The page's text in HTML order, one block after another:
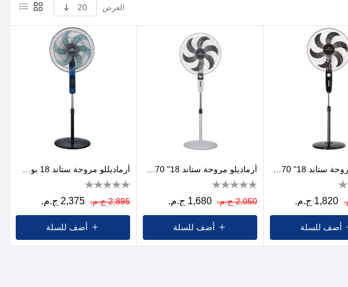
العرض
أرماديلو مروحة ستاند 18" 70وات أسود,أبيض
1,820 ج.م.
أضف للسلة
2,050 ج.م. 1,680 ج.م.
أضف للسلة
2,895 ج.م. 2,375 ج.م.
أضف للسلة